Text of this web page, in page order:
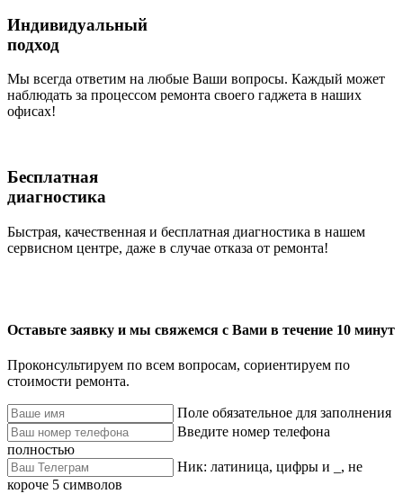
Индивидуальный
подход
Мы всегда ответим на любые Ваши вопросы. Каждый может
наблюдать за процессом ремонта своего гаджета в наших
офисах!
Бесплатная
диагностика
Быстрая, качественная и бесплатная диагностика в нашем
сервисном центре, даже в случае отказа от ремонта!
Оставьте заявку и мы свяжемся с Вами в течение 10 минут
Проконсультируем по всем вопросам, сориентируем по
стоимости ремонта.
Поле обязательное для заполнения
Введите номер телефона
полностью
Ник: латиница, цифры и _, не
короче 5 символов